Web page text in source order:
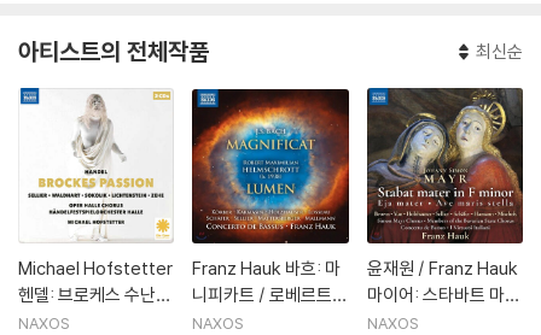
아티스트의 전체작품 최신순
Michael Hofstetter
헨델: 브로케스 수난곡
(Handel: Brockes P
NAXOS
Franz Hauk 바흐: 마
니피카트 / 로베르트
헬름슈로트: 루멘 (Ba
NAXOS
윤재원 / Franz Hauk
마이어: 스타바트 마테
르, 아베 마리스 스텔
NAXOS